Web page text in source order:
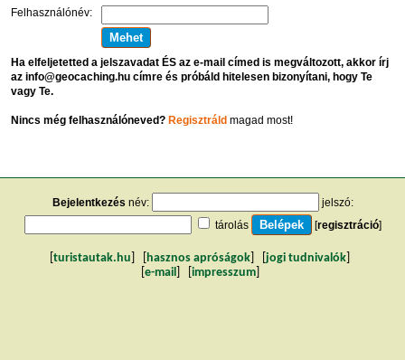
Felhasználónév:
Ha elfeljetetted a jelszavadat ÉS az e-mail címed is megváltozott, akkor írj
az info@geocaching.hu címre és próbáld hitelesen bizonyítani, hogy Te
vagy Te.
Nincs még felhasználóneved? Regisztráldmagad most!
Bejelentkezés név:
jelszó:
tárolás
[regisztráció]
turistautak.hu hasznos apróságok jogi tudnivalók
e-mail impresszum]